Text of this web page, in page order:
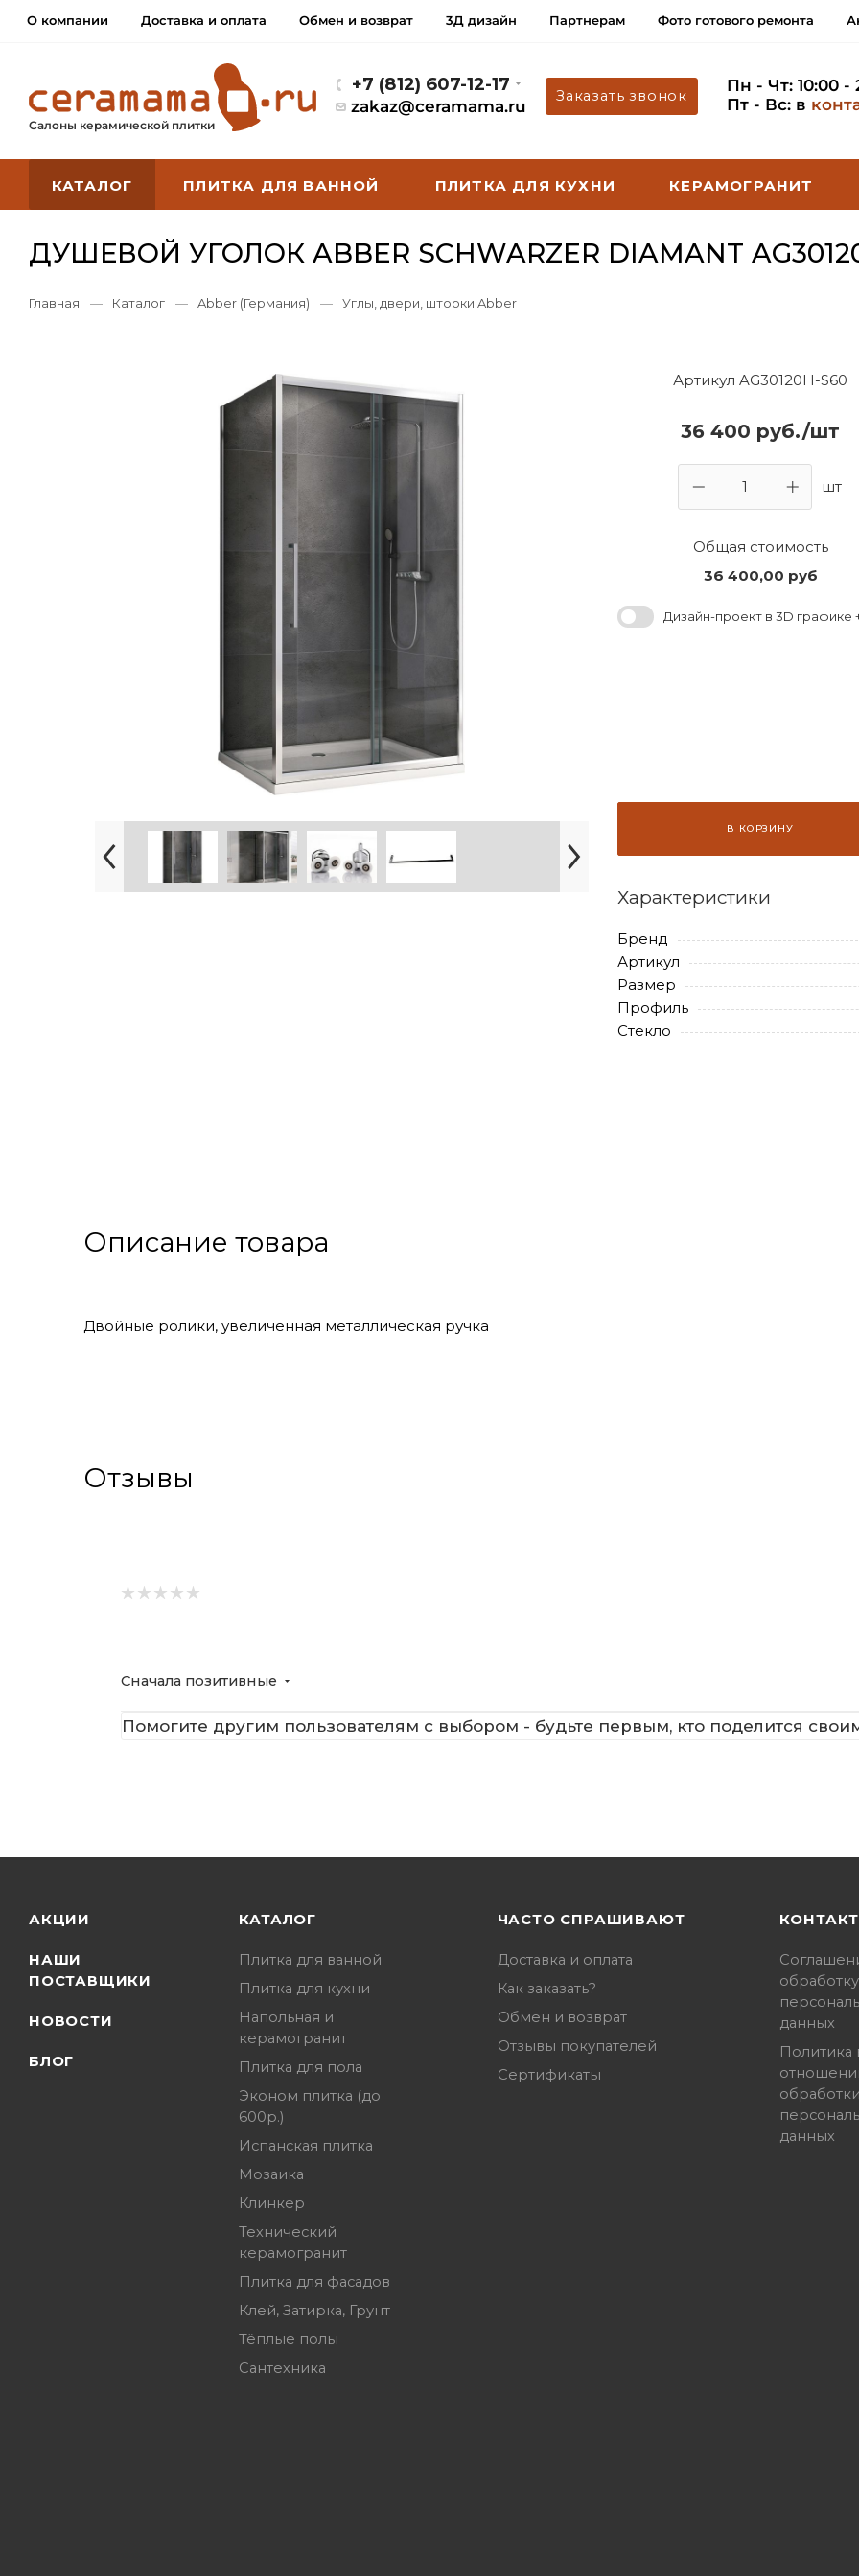
О компании Доставка и оплата Обмен и возврат 3Д дизайн Партнерам Фото готового ремонта
Салоны керамической плитки
+7 (812) 607-12-17
zakaz@ceramama.ru
Заказать звонок
Пн - Чт: 10:00 -
Пт - Вс: в
КАТАЛОГ ПЛИТКА ДЛЯ ВАННОЙ ПЛИТКА ДЛЯ КУХНИ КЕРАМОГРАНИТ
ДУШЕВОЙ УГОЛОК ABBER SCHWARZER DIAMANT
Главная — Каталог — Abber (Германия) — Углы, двери, шторки Abber
Артикул AG30120H-S60
36 400 руб./шт
шт
Общая стоимость
36 400,00 руб
Дизайн-проект в 3D графике
В КОРЗИНУ
Характеристики
Бренд
Артикул
Размер
Профиль
Стекло
Описание товара
Двойные ролики, увеличенная металлическая ручка
Отзывы
Сначала позитивные
Помогите другим пользователям с выбором - будьте первым, кто поделится
АКЦИИ
НАШИ
ПОСТАВЩИКИ
НОВОСТИ
БЛОГ
КАТАЛОГ
Плитка для ванной
Плитка для кухни
Напольная и
керамогранит
Плитка для пола
Эконом плитка (до
600р.)
Испанская плитка
Мозаика
Клинкер
Технический
керамогранит
Плитка для фасадов
Клей, Затирка, Грунт
Тёплые полы
Сантехника
ЧАСТО СПРАШИВАЮТ
Доставка и оплата
Как заказать?
Обмен и возврат
Отзывы покупателей
Сертификаты
обработку
данных
Политика
обработки
данных